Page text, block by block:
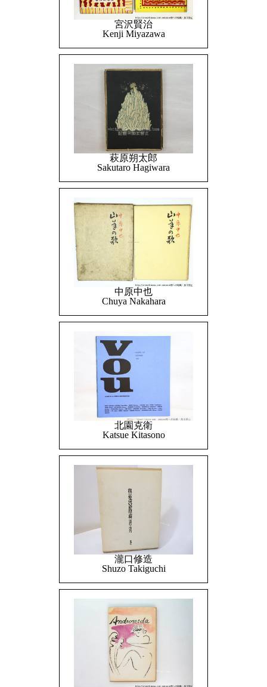
宮沢賢治
Kenji Miyazawa
萩原朔太郎
Sakutaro Hagiwara
中原中也
Chuya Nakahara
北園克衛
Katsue Kitasono
瀧口修造
Shuzo Takiguchi